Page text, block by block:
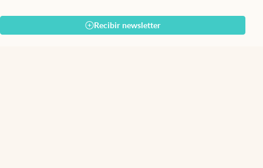
Recibir newsletter